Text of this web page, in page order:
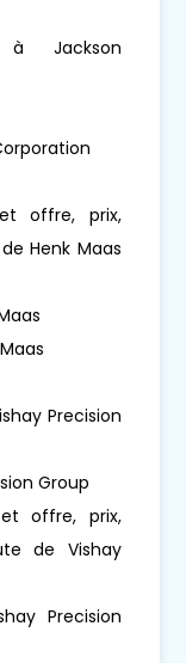
à Jackson
offre, prix,
Henk Maas
Precision
Group
offre, prix,
de Vishay
Precision